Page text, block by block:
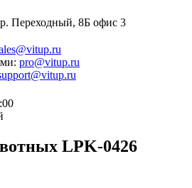
Переходный, 8Б офис 3
pro@vitup.ru
LPK-0426